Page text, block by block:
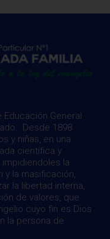
General
Desde 1898
y niñas, en una
científica y
la
y la masificación,
la libertad interna,
de valores, que
cuyo fin es Dios
la persona de